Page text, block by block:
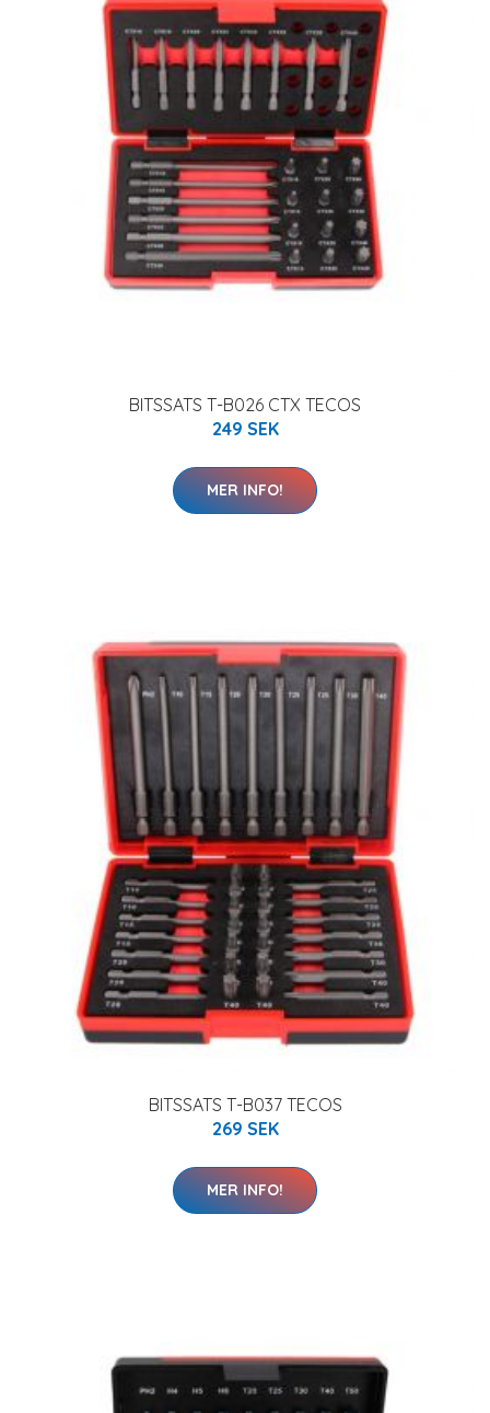
BITSSATS T-B026 CTX TECOS
249 SEK
MER INFO!
BITSSATS T-B037 TECOS
269 SEK
MER INFO!